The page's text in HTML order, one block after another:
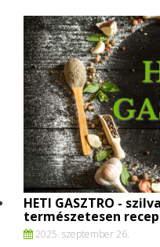
HETI GASZTRO -
természetesen
2025. szeptember 26.